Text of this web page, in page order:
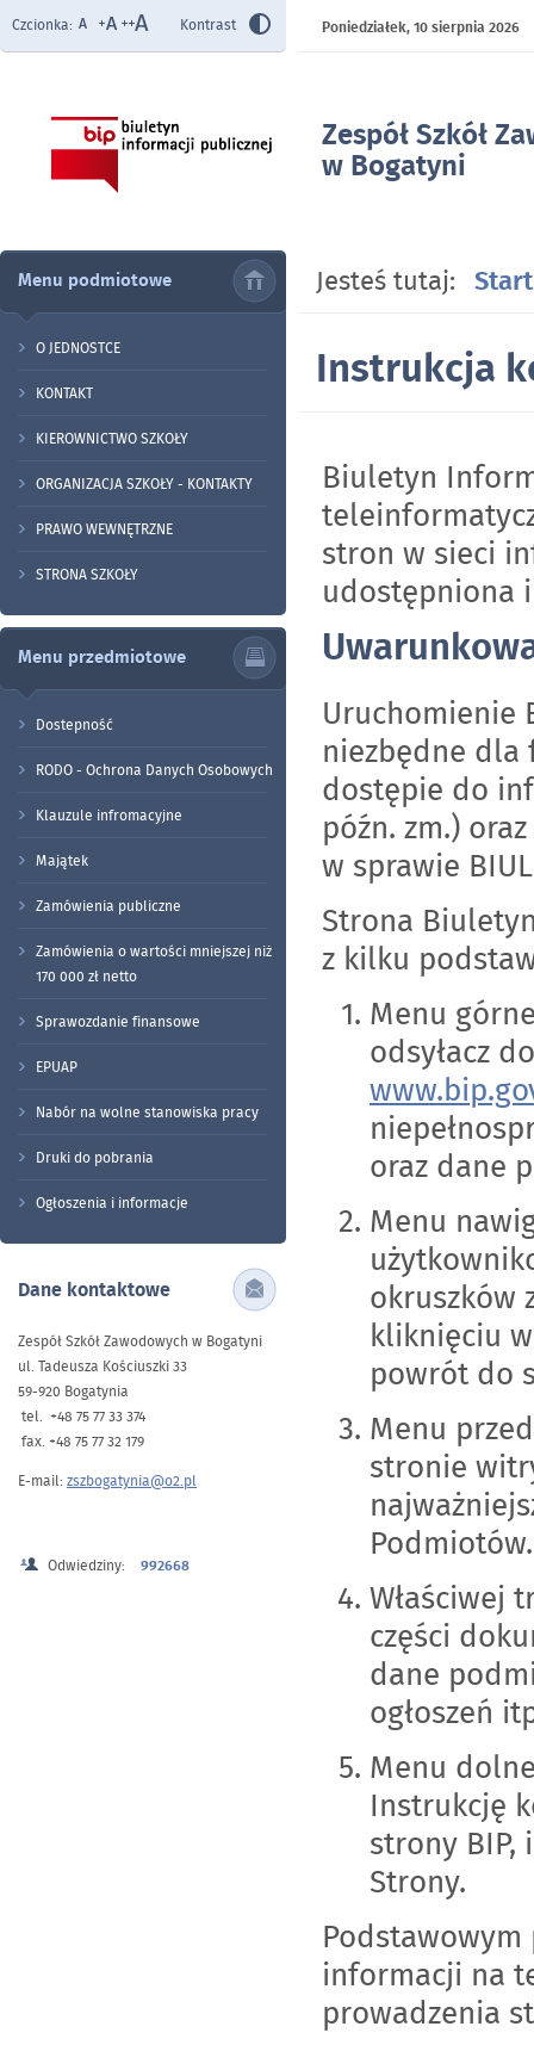
Zespół Szkół
w Bogatyni
Czcionka: Kontrast Poniedziałek,10 sierpnia 2026
Menu podmiotowe
O JEDNOSTCE
KONTAKT
KIEROWNICTWO SZKOŁY
ORGANIZACJA SZKOŁY - KONTAKTY
PRAWO WEWNĘTRZNE
STRONA SZKOŁY
Menu przedmiotowe
Dostepność
RODO - Ochrona Danych Osobowych
Klauzule infromacyjne
Majątek
Zamówienia publiczne
Zamówienia o wartości mniejszej niż
170 000 zł netto
Sprawozdanie finansowe
EPUAP
Nabór na wolne stanowiska pracy
Druki do pobrania
Ogłoszenia i informacje
Dane kontaktowe
Zespół Szkół Zawodowych w Bogatyni
ul. Tadeusza Kościuszki 33
59-920 Bogatynia
tel. +48 75 77 33 374
fax. +48 75 77 32 179
E-mail: zszbogatynia@o2.pl
Odwiedziny: 992668
Jesteś tutaj: Start
Instrukcja
Biuletyn
stron w sieci
udostępniona
Uruchomienie
niezbędne dla
dostępie do
późn. zm.)
w sprawie
Strona
z kilku
Menu
odsyłacz
oraz dane
Menu
okruszków
kliknięciu
powrót do
Menu
stronie
Podmiotów.
Właściwej
części
dane
ogłoszeń
Menu
Instrukcję
strony BIP,
Strony.
informacji na
prowadzenia